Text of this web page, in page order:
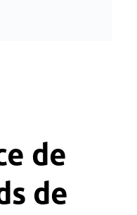
de
de